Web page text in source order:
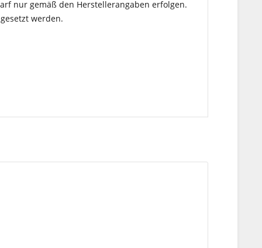
nur gemäß den Herstellerangaben erfolgen.
werden.